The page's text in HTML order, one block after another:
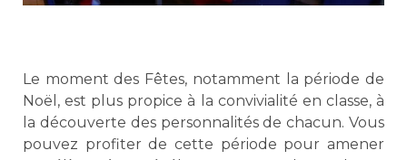
Le moment des Fêtes, notamment la période de
Noël, est plus propice à la convivialité en classe, à
la découverte des personnalités de chacun. Vous
pouvez profiter de cette période pour amener